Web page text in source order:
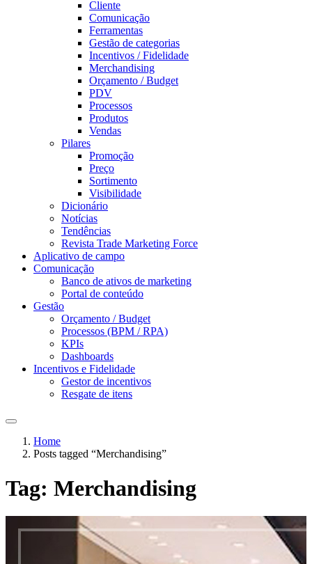
Cliente
Comunicação
Ferramentas
Gestão de categorias
Incentivos / Fidelidade
Merchandising
Orçamento / Budget
PDV
Processos
Produtos
Vendas
Pilares
Promoção
Preço
Sortimento
Visibilidade
Dicionário
Notícias
Tendências
Revista Trade Marketing Force
Aplicativo de campo
Comunicação
Banco de ativos de marketing
Portal de conteúdo
Gestão
Orçamento / Budget
Processos (BPM / RPA)
KPIs
Dashboards
Incentivos e Fidelidade
Gestor de incentivos
Resgate de itens
Home
Posts tagged “Merchandising”
Tag: Merchandising